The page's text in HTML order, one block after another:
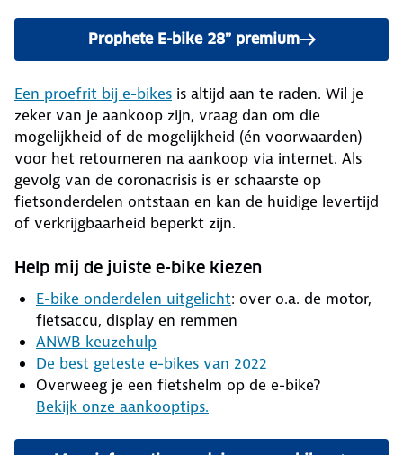
Prophete E-bike 28” premium
Een proefrit bij e-bikes is altijd aan te raden. Wil je
zeker van je aankoop zijn, vraag dan om die
mogelijkheid of de mogelijkheid (én voorwaarden)
voor het retourneren na aankoop via internet. Als
gevolg van de coronacrisis is er schaarste op
fietsonderdelen ontstaan en kan de huidige levertijd
of verkrijgbaarheid beperkt zijn.
Help mij de juiste e-bike kiezen
E-bike onderdelen uitgelicht: over o.a. de motor,
fietsaccu, display en remmen
ANWB keuzehulp
De best geteste e-bikes van 2022
Overweeg je een fietshelm op de e-bike?
Bekijk onze aankooptips.